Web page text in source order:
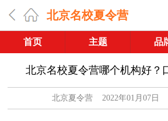
北京名校夏令营
首页 主题 品
北京名校夏令营哪个机构好？
北京夏令营2022年01月07日